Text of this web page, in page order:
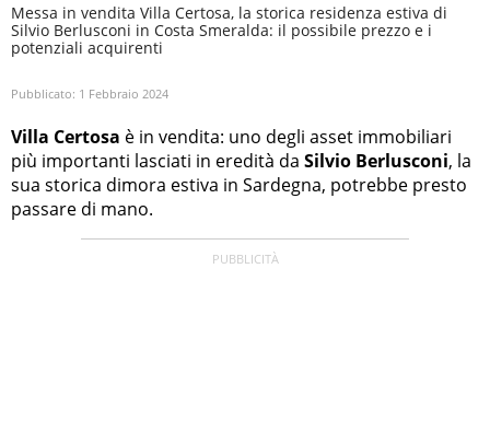
Messa in vendita Villa Certosa, la storica residenza estiva di
Silvio Berlusconi in Costa Smeralda: il possibile prezzo e i
potenziali acquirenti
Pubblicato: 1 Febbraio 2024
Villa Certosa è in vendita: uno degli asset immobiliari
più importanti lasciati in eredità da Silvio Berlusconi, la
sua storica dimora estiva in Sardegna, potrebbe presto
passare di mano.